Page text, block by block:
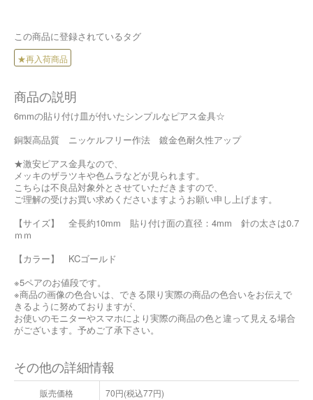
この商品に登録されているタグ
★再入荷商品
商品の説明
6mmの貼り付け皿が付いたシンプルなピアス金具☆
銅製高品質 ニッケルフリー作法 鍍金色耐久性アップ
★激安ピアス金具なので、
メッキのザラツキや色ムラなどが見られます。
こちらは不良品対象外とさせていただきますので、
ご理解の受けお買い求めくださいますようお願い申し上げます。
【サイズ】 全長約10mm 貼り付け面の直径：4mm 針の太さは0.7
ｍｍ
【カラー】 KCゴールド
※5ペアのお値段です。
※商品の画像の色合いは、できる限り実際の商品の色合いをお伝えで
きるように努めておりますが、
お使いのモニターやスマホにより実際の商品の色と違って見える場合
がございます。予めご了承下さい。
その他の詳細情報
販売価格
70円(税込77円)